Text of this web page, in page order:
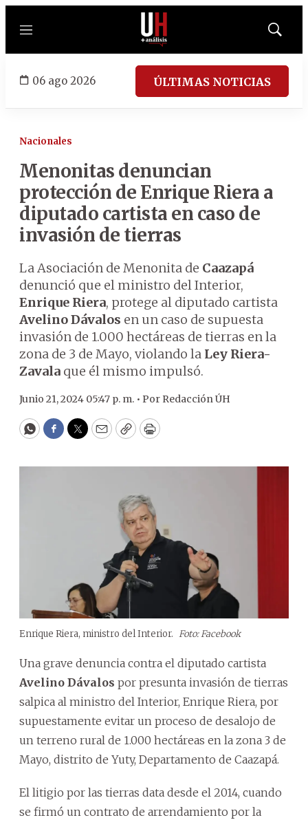
Menú
Mostrar
06 ago 2026 ÚLTIMAS NOTICIAS
Nacionales
Menonitas denuncian
protección de Enrique Riera a
diputado cartista en caso de
invasión de tierras
La Asociación de Menonita de Caazapá
denunció que el ministro del Interior,
Enrique Riera, protege al diputado cartista
Avelino Dávalos en un caso de supuesta
invasión de 1.000 hectáreas de tierras en la
zona de 3 de Mayo, violando la Ley Riera-
Zavala que él mismo impulsó.
Junio 21, 2024 05:47 p. m. • Por Redacción ÚH
WhatsApp
Facebook
Twitter
EmailCopyPrint
Enrique Riera, ministro del Interior. Foto: Facebook
Una grave denuncia contra el diputado cartista
Avelino Dávalos por presunta invasión de tierras
salpica al ministro del Interior, Enrique Riera, por
supuestamente evitar un proceso de desalojo de
un terreno rural de 1.000 hectáreas en la zona 3 de
Mayo, distrito de Yuty, Departamento de Caazapá.
El litigio por las tierras data desde el 2014, cuando
se firmó un contrato de arrendamiento por la